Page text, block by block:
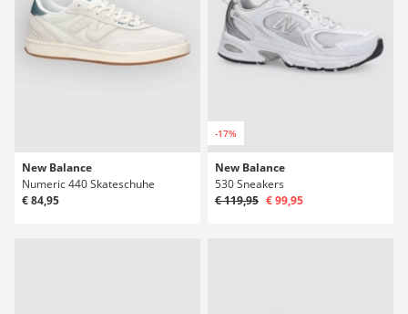
New Balance
Numeric 440 Skateschuhe
€ 84,95
-17%
New Balance
530 Sneakers
€ 119,95 € 99,95